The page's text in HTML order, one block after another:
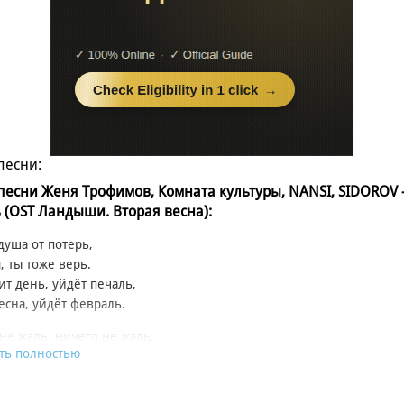
Женя Трофимов, Комната культуры, NANSI, SIDOROV
(OST Ландыши. Вторая весна):
от потерь,
ты тоже верь.
день, уйдёт печаль,
уйдёт февраль.
жаль, ничего не жаль,
газ и в пол педаль.
полностью